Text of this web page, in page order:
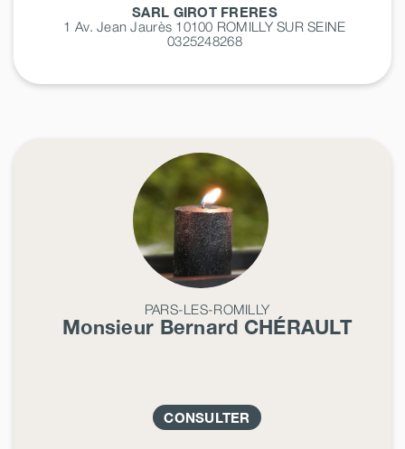
SARL GIROT FRERES
1 Av. Jean Jaurès 10100 ROMILLY SUR SEINE
0325248268
PARS-LES-ROMILLY
Monsieur Bernard CHÉRAULT
CONSULTER